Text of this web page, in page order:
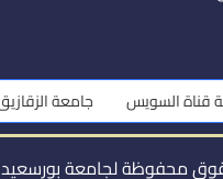
السويس جامعة الزقازيق
محفوظة لجامعة بورسعيد 2023